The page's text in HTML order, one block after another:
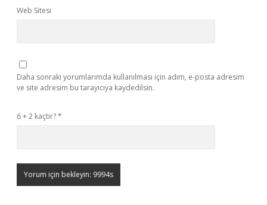
Web Sitesi
Daha sonraki yorumlarımda kullanılması için adım, e-posta adresim
ve site adresim bu tarayıcıya kaydedilsin.
6 + 2 kaçtır?*